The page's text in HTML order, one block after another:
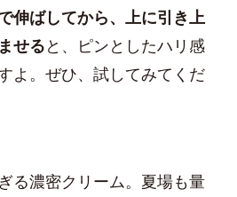
伸ばしてから、上に引き上
せると、ピンとしたハリ感
よ。ぜひ、試してみてくだ
る濃密クリーム。夏場も量